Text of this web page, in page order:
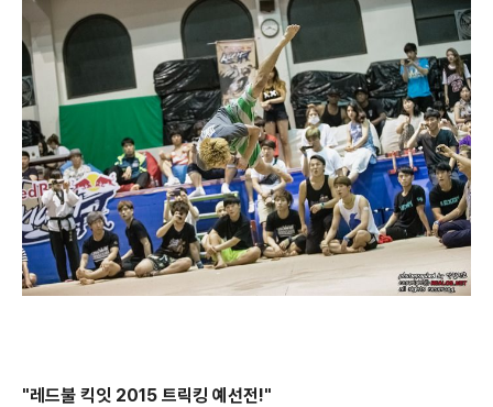
"레드불 킥잇 2015 트릭킹 예선전!"